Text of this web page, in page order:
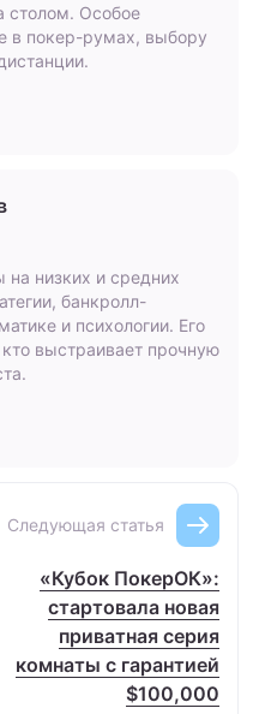
столом. Особое
в покер-румах, выбору
низких и средних
банкролл-
и психологии. Его
выстраивает прочную
Следующая статья
«Кубок ПокерОК»:
стартовала новая
приватная серия
комнаты с гарантией
$100,000